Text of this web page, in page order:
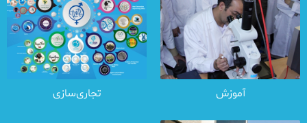
آموزش تجاری‌سازی